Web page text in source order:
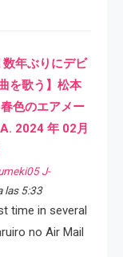
数年ぶりにデビ
を歌う】松本
色のエアメー
2024 年 02月
J-
las 5:33
time in several
no Air Mail